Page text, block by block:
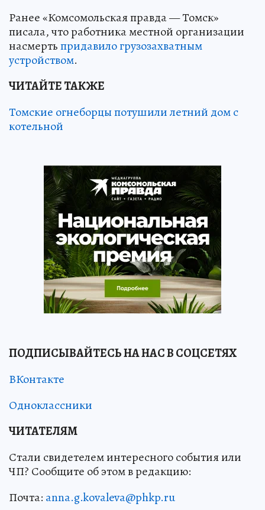
Ранее «Комсомольская правда — Томск»
писала, что работника местной организации
насмертьпридавило грузозахватным
устройством.
ЧИТАЙТЕ ТАКЖЕ
Томские огнеборцы потушили летний дом с
котельной
ПОДПИСЫВАЙТЕСЬ НА НАС В СОЦСЕТЯХ
ВКонтакте
Одноклассники
ЧИТАТЕЛЯМ
Стали свидетелем интересного события или
ЧП? Сообщите об этом в редакцию:
Почта: anna.g.kovaleva@phkp.ru